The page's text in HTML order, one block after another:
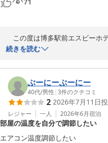
2026-06-09
この度は博多駅前エスビーホ
います。
大変有難いお言葉を賜り、光栄
引き続きお選び頂けるホテルと
ます。
福岡へお越しの際は、博多駅前
ます。
続きを読む
ぶーにーぶーにー
40代/男性 |3件のクチコミ
2 2026年7月11日
レジャー 一人 2026年6月宿泊
部屋の温度を自分で調節したい
エアコン温度調節したい